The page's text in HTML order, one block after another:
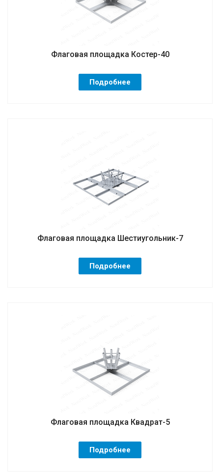
Флаговая площадка Костер-40
Подробнее
Флаговая площадка Шестиугольник-7
Подробнее
Флаговая площадка Квадрат-5
Подробнее